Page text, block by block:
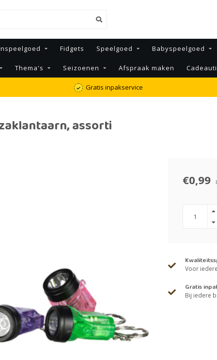
Fidgets Speelgoed Babyspeelgoed
Thema's Seizoenen Afspraak maken
Gratis inpakservice
assorti
€0,99
Voor
Gratis
Bij iedere